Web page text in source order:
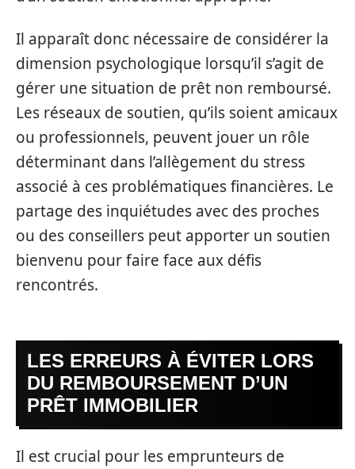
Il apparaît donc nécessaire de considérer la
dimension psychologique lorsqu’il s’agit de
gérer une situation de prêt non remboursé.
Les réseaux de soutien, qu’ils soient amicaux
ou professionnels, peuvent jouer un rôle
déterminant dans l’allègement du stress
associé à ces problématiques financières. Le
partage des inquiétudes avec des proches
ou des conseillers peut apporter un soutien
bienvenu pour faire face aux défis
rencontrés.
LES ERREURS À ÉVITER LORS
DU REMBOURSEMENT D’UN
PRÊT IMMOBILIER
Il est crucial pour les emprunteurs de